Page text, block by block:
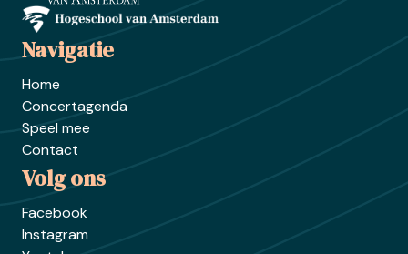
Ga naar hva.nl
Navigatie
Home
Concertagenda
Speel mee
Contact
Volg ons
Facebook
Instagram